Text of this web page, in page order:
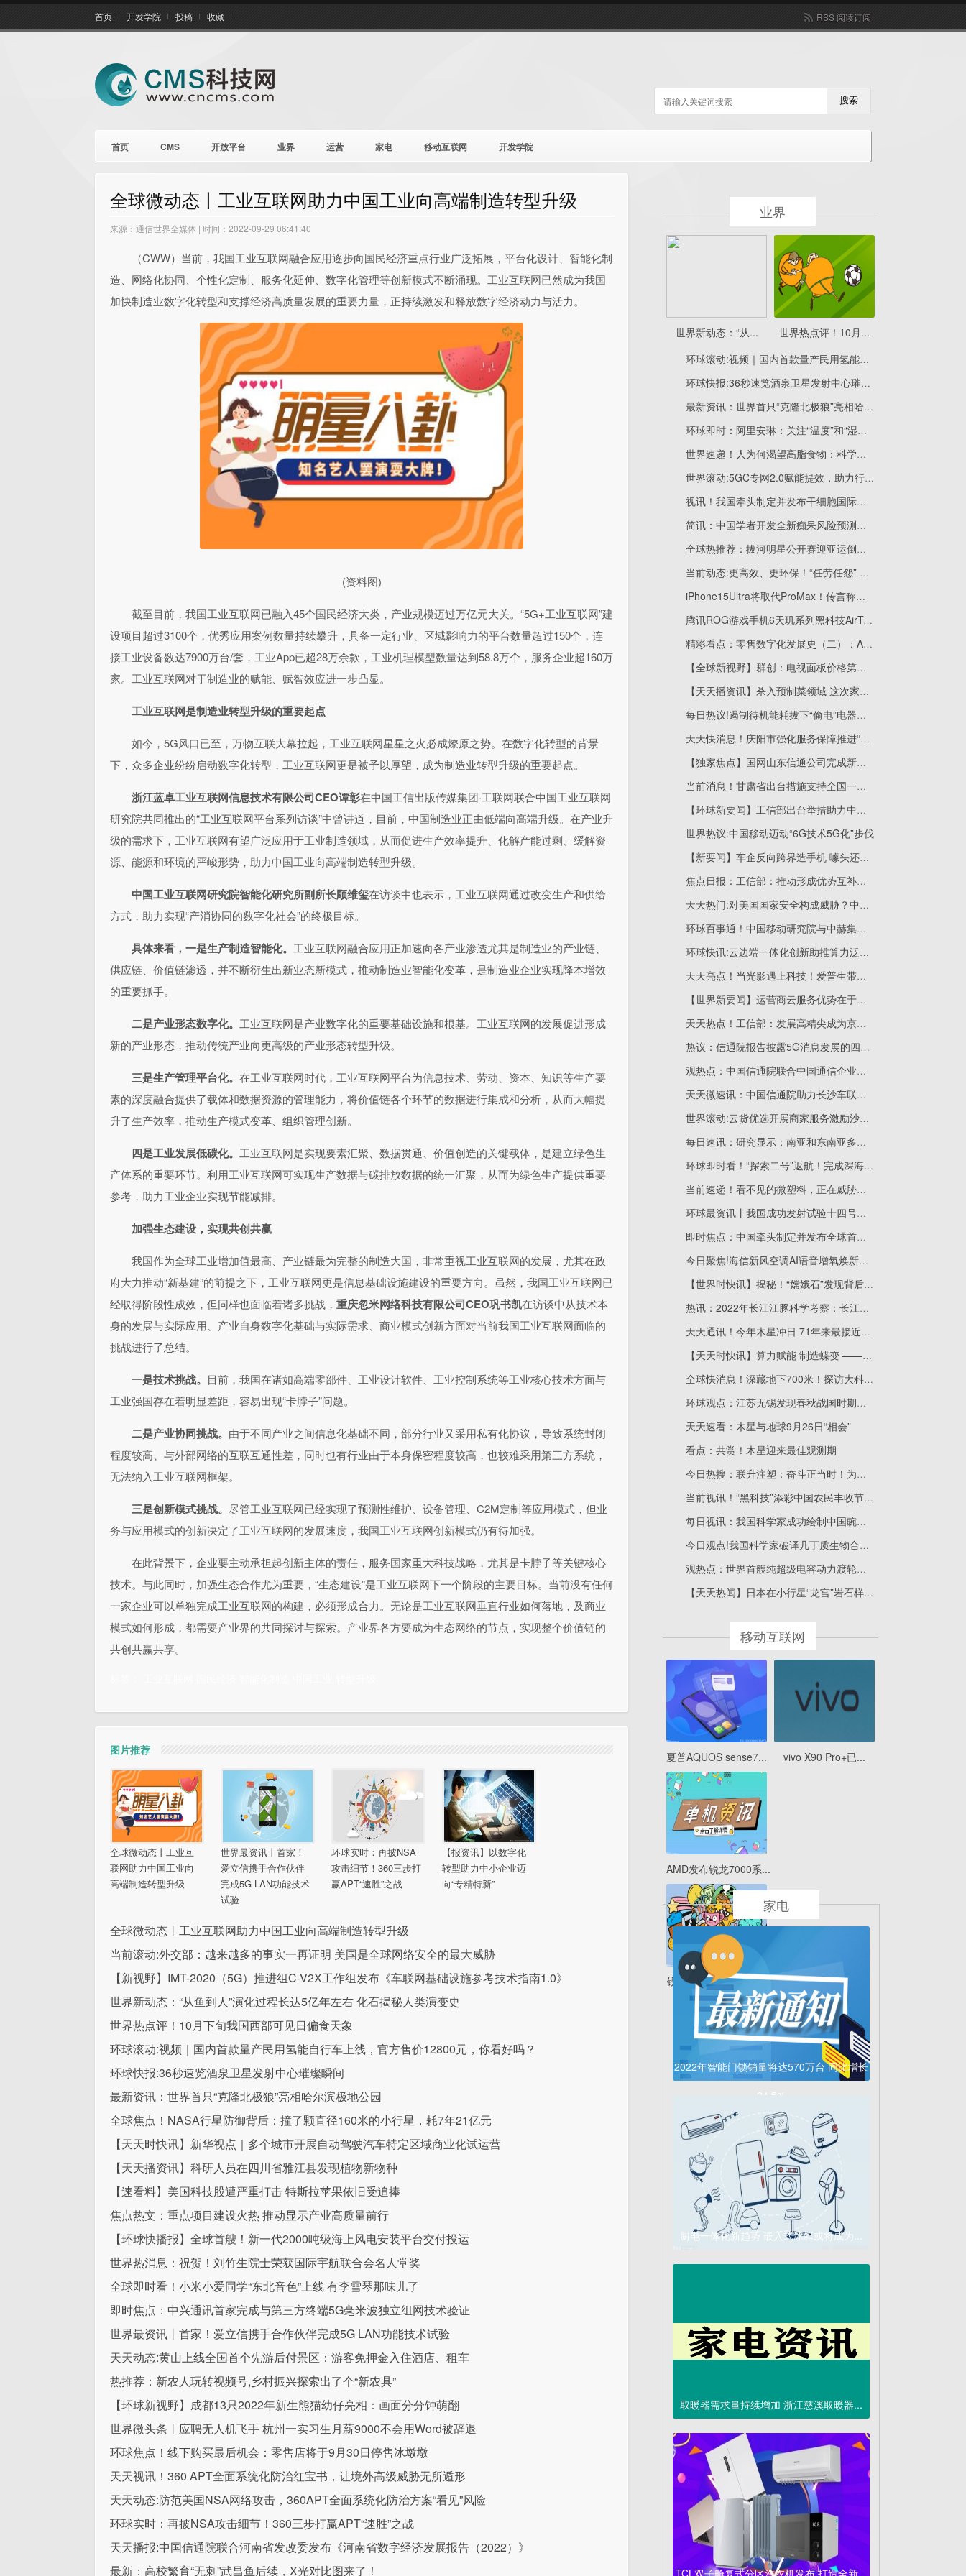
首页 开发学院 投稿 收藏 RSS 阅读订阅
搜索
首页 CMS 开放平台 业界 运营 家电 移动互联网 开发学院
全球微动态丨工业互联网助力中国工业向高端制造转型升级
来源：通信世界全媒体 | 时间：2022-09-29 06:41:40
（CWW） 当前，我国工业互联网融合应用逐步向国民经济重点行业广泛拓展，平台化设计、智能化制
造、网络化协同、个性化定制、服务化延伸、数字化管理等创新模式不断涌现。工业互联网已然成为我国
加快制造业数字化转型和支撑经济高质量发展的重要力量，正持续激发和释放数字经济动力与活力。
(资料图)
截至目前，我国工业互联网已融入45个国民经济大类，产业规模迈过万亿元大关。“5G+工业互联网”建
设项目超过3100个，优秀应用案例数量持续攀升，具备一定行业、区域影响力的平台数量超过150个，连
接工业设备数达7900万台/套，工业App已超28万余款，工业机理模型数量达到58.8万个，服务企业超160万
家。工业互联网对于制造业的赋能、赋智效应进一步凸显。
工业互联网是制造业转型升级的重要起点
如今，5G风口已至，万物互联大幕拉起，工业互联网星星之火必成燎原之势。在数字化转型的背景
下，众多企业纷纷启动数字化转型，工业互联网更是被予以厚望，成为制造业转型升级的重要起点。
浙江蓝卓工业互联网信息技术有限公司CEO谭彰在中国工信出版传媒集团·工联网联合中国工业互联网
研究院共同推出的“工业互联网平台系列访谈”中曾讲道，目前，中国制造业正由低端向高端升级。在产业升
级的需求下，工业互联网有望广泛应用于工业制造领域，从而促进生产效率提升、化解产能过剩、缓解资
源、能源和环境的严峻形势，助力中国工业向高端制造转型升级。
中国工业互联网研究院智能化研究所副所长顾维玺在访谈中也表示，工业互联网通过改变生产和供给
方式，助力实现“产消协同的数字化社会”的终极目标。
具体来看， 一是生产制造智能化。 工业互联网融合应用正加速向各产业渗透尤其是制造业的产业链、
供应链、价值链渗透，并不断衍生出新业态新模式，推动制造业智能化变革，是制造业企业实现降本增效
的重要抓手。
二是产业形态数字化。 工业互联网是产业数字化的重要基础设施和根基。工业互联网的发展促进形成
新的产业形态，推动传统产业向更高级的产业形态转型升级。
三是生产管理平台化。 在工业互联网时代，工业互联网平台为信息技术、劳动、资本、知识等生产要
素的深度融合提供了载体和数据资源的管理能力，将价值链各个环节的数据进行集成和分析，从而大幅提
升了生产效率，推动生产模式变革、组织管理创新。
四是工业发展低碳化。 工业互联网是实现要素汇聚、数据贯通、价值创造的关键载体，是建立绿色生
产体系的重要环节。利用工业互联网可实现生产数据与碳排放数据的统一汇聚，从而为绿色生产提供重要
参考，助力工业企业实现节能减排。
加强生态建设，实现共创共赢
我国作为全球工业增加值最高、产业链最为完整的制造大国，非常重视工业互联网的发展，尤其在政
府大力推动“新基建”的前提之下，工业互联网更是信息基础设施建设的重要方向。虽然，我国工业互联网已
经取得阶段性成效，但同样也面临着诸多挑战， 重庆忽米网络科技有限公司CEO巩书凯在访谈中从技术本
身的发展与实际应用、产业自身数字化基础与实际需求、商业模式创新方面对当前我国工业互联网面临的
挑战进行了总结。
一是技术挑战。 目前，我国在诸如高端零部件、工业设计软件、工业控制系统等工业核心技术方面与
工业强国存在着明显差距，容易出现“卡脖子”问题。
二是产业协同挑战。 由于不同产业之间信息化基础不同，部分行业又采用私有化协议，导致系统封闭
程度较高、与外部网络的互联互通性差，同时也有行业由于本身保密程度较高，也较难采用第三方系统，
无法纳入工业互联网框架。
三是创新模式挑战。 尽管工业互联网已经实现了预测性维护、设备管理、C2M定制等应用模式，但业
务与应用模式的创新决定了工业互联网的发展速度，我国工业互联网创新模式仍有待加强。
在此背景下，企业要主动承担起创新主体的责任，服务国家重大科技战略，尤其是卡脖子等关键核心
技术。与此同时，加强生态合作尤为重要，“生态建设”是工业互联网下一个阶段的主要目标。当前没有任何
一家企业可以单独完成工业互联网的构建，必须形成合力。无论是工业互联网垂直行业如何落地，及商业
模式如何形成，都需要产业界的共同探讨与探索。产业界各方要成为生态网络的节点，实现整个价值链的
共创共赢共享。
图片推荐
全球微动态丨工业互
联网助力中国工业向
高端制造转型升级
世界最资讯丨首家！
爱立信携手合作伙伴
完成5G LAN功能技术
试验
环球实时：再披NSA
攻击细节！360三步打
赢APT“速胜”之战
【报资讯】以数字化
转型助力中小企业迈
向“专精特新”
全球微动态丨工业互联网助力中国工业向高端制造转型升级
当前滚动:外交部：越来越多的事实一再证明 美国是全球网络安全的最大威胁
【新视野】IMT-2020（5G）推进组C-V2X工作组发布《车联网基础设施参考技术指南1.0》
世界新动态：“从鱼到人”演化过程长达5亿年左右 化石揭秘人类演变史
世界热点评！10月下旬我国西部可见日偏食天象
环球滚动:视频｜国内首款量产民用氢能自行车上线，官方售价12800元，你看好吗？
环球快报:36秒速览酒泉卫星发射中心璀璨瞬间
最新资讯：世界首只“克隆北极狼”亮相哈尔滨极地公园
全球焦点！NASA行星防御背后：撞了颗直径160米的小行星，耗7年21亿元
【天天时快讯】新华视点｜多个城市开展自动驾驶汽车特定区域商业化试运营
【天天播资讯】科研人员在四川省雅江县发现植物新物种
【速看料】美国科技股遭严重打击 特斯拉苹果依旧受追捧
焦点热文：重点项目建设火热 推动显示产业高质量前行
【环球快播报】全球首艘！新一代2000吨级海上风电安装平台交付投运
世界热消息：祝贺！刘竹生院士荣获国际宇航联合会名人堂奖
全球即时看！小米小爱同学“东北音色”上线 有李雪琴那味儿了
即时焦点：中兴通讯首家完成与第三方终端5G毫米波独立组网技术验证
世界最资讯丨首家！爱立信携手合作伙伴完成5G LAN功能技术试验
天天动态:黄山上线全国首个先游后付景区：游客免押金入住酒店、租车
热推荐：新农人玩转视频号,乡村振兴探索出了个“新农具”
【环球新视野】成都13只2022年新生熊猫幼仔亮相：画面分分钟萌翻
世界微头条丨应聘无人机飞手 杭州一实习生月薪9000不会用Word被辞退
环球焦点！线下购买最后机会：零售店将于9月30日停售冰墩墩
天天视讯！360 APT全面系统化防治红宝书，让境外高级威胁无所遁形
天天动态:防范美国NSA网络攻击，360APT全面系统化防治方案“看见”风险
环球实时：再披NSA攻击细节！360三步打赢APT“速胜”之战
天天播报:中国信通院联合河南省发改委发布《河南省数字经济发展报告（2022）》
最新：高校繁育“无刺”武昌鱼后续，X光对比图来了！
业界
世界新动态：“从... 世界热点评！10月...
环球滚动:视频｜国内首款量产民用氢能自行车上线，官方售价12800元，你看好吗？
环球快报:36秒速览酒泉卫星发射中心璀璨瞬间
最新资讯：世界首只“克隆北极狼”亮相哈尔滨极地公园
环球即时：阿里安琳：关注“温度”和“湿度”，建立数字经济生态体系
世界速递！人为何渴望高脂食物：科学家发现肠脑之间一种全新连接
世界滚动:5GC专网2.0赋能提效，助力行业高质量发展
视讯！我国牵头制定并发布干细胞国际标准ISO24603
简讯：中国学者开发全新痴呆风险预测模型 可提前十年预测痴呆发病
全球热推荐：拔河明星公开赛迎亚运倒计时一周年 王濛现场解说号召全民健身
当前动态:更高效、更环保！“任劳任怨” 的建筑机器人来了
iPhone15Ultra将取代ProMax！传言称苹果计划10月举办第二次秋季活动
腾讯ROG游戏手机6天玑系列黑科技AirTriggers 6解析：轻松进阶八指操作
精彩看点：零售数字化发展史（二）：AI在数据治理中扮演的角色
【全球新视野】群创：电视面板价格第四季度有望止跌
【天天播资讯】杀入预制菜领域 这次家电企业能否押对赛道？
每日热议!遏制待机能耗拔下“偷电”电器的插头
天天快消息！庆阳市强化服务保障推进“东数西算”重点项目落地
【独家焦点】国网山东信通公司完成新一代应急通信系统的应用研究工作
当前消息！甘肃省出台措施支持全国一体化算力网络国家枢纽节点（甘肃）建设
【环球新要闻】工信部出台举措助力中小企业发展
世界热议:中国移动迈动“6G技术5G化”步伐
【新要闻】车企反向跨界造手机 噱头还是风口？
焦点日报：工信部：推动形成优势互补、高质量发展的制造业区域协调发展格局
天天热门:对美国国家安全构成威胁？中国联通回应
环球百事通！中国移动研究院与中赫集团、北京移动达成战略合作
环球快讯:云边端一体化创新助推算力泛在化发展
天天亮点！当光影遇上科技！爱普生带你开启一场炫酷的沉浸式奇幻之旅
【世界新要闻】运营商云服务优势在于云网融合
天天热点！工信部：发展高精尖成为京津冀产业转型升级主旋律
热议：信通院报告披露5G消息发展的四大硬伤
观热点：中国信通院联合中国通信企业协会发布《5G消息发展报告（2022年）》
天天微速讯：中国信通院助力长沙车联网产业先导创新发展
世界滚动:云货优选开展商家服务激励沙龙，优化用户购物体验！
每日速讯：研究显示：南亚和东南亚多个沿海城市地面迅速沉降
环球即时看！“探索二号”返航！完成深海地质原位观测及国产化装备海试任务
当前速递！看不见的微塑料，正在威胁人类健康
环球最资讯丨我国成功发射试验十四号和试验十五号卫星
即时焦点：中国牵头制定并发布全球首个干细胞国际标准
今日聚焦!海信新风空调AI语音增氧焕新为运动护航
【世界时快讯】揭秘！“嫦娥石”发现背后……
热讯：2022年长江江豚科学考察：长江城陵矶洞庭湖口段发现较大长江江豚群体
天天通讯！今年木星冲日 71年来最接近地球
【天天时快讯】算力赋能 制造蝶变 ——沈阳人工智能计算中心结出丰硕成果
全球快消息！深藏地下700米！探访大科学装置——江门中微子实验室
环球观点：江苏无锡发现春秋战国时期大型城池遗址
天天速看：木星与地球9月26日“相会”
看点：共赏！木星迎来最佳观测期
今日热搜：联升注塑：奋斗正当时！为注塑机领域开辟新航线
当前视讯！“黑科技”添彩中国农民丰收节 “大国粮仓科技馆”展现智慧农业魅力
每日视讯：我国科学家成功绘制中国豌豆基因组高质量精细物理图谱
今日观点!我国科学家破译几丁质生物合成机制 提速绿色农药原始创新
观热点：世界首艘纯超级电容动力渡轮抵达上海崇明
【天天热闻】日本在小行星“龙宫”岩石样本中发现液态水
移动互联网
夏普AQUOS sense7... vivo X90 Pro+已...
AMD发布锐龙7000系...
锐龙7000押注DDR5...
家电
2022年智能门锁销量将达570万台 同比增长
24.5%
厨电一体化新趋势 嵌入式冰箱或将成为...
取暖器需求量持续增加 浙江慈溪取暖器...
TCL双子舱复式分区洗衣机发布 打造全新...